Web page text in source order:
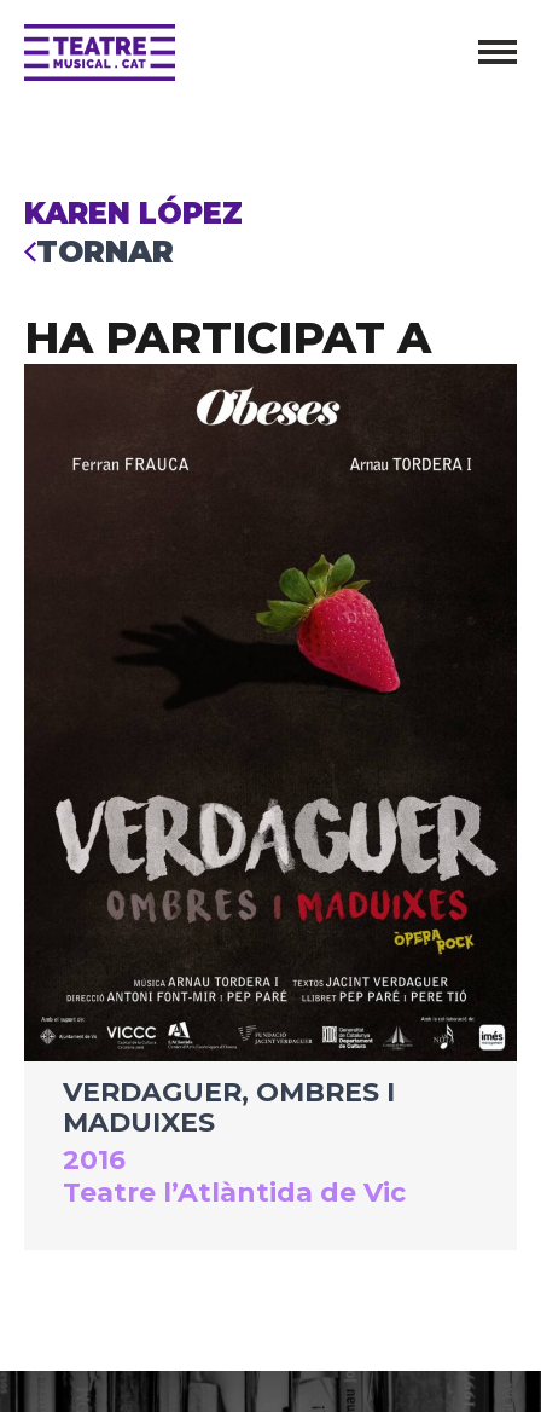
KAREN LÓPEZ
TORNAR
HA PARTICIPAT A
VERDAGUER, OMBRES I
MADUIXES
2016
Teatre l’Atlàntida de Vic